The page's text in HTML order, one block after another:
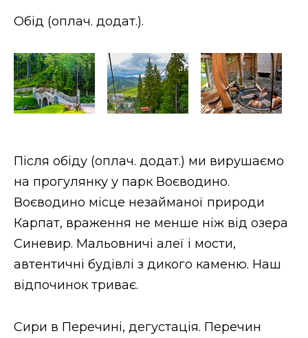
Обід (оплач. додат.).
Після обіду (оплач. додат.) ми вирушаємо
на прогулянку у парк Воєводино.
Воєводино місце незайманої природи
Карпат, враження не менше ніж від озера
Синевир. Мальовничі алеї і мости,
автентичні будівлі з дикого каменю. Наш
відпочинок триває.
Сири в Перечині, дегустація. Перечин